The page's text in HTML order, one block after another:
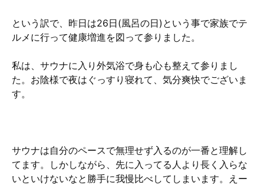
という訳で、昨日は26日(風呂の日)という事で家族でテ
ルメに行って健康増進を図って参りました。
私は、サウナに入り外気浴で身も心も整えて参りまし
た。お陰様で夜はぐっすり寝れて、気分爽快でございま
す。
サウナは自分のペースで無理せず入るのが一番と理解し
てます。しかしながら、先に入ってる人より長く入らな
いといけないなと勝手に我慢比べしてしまいます。えー